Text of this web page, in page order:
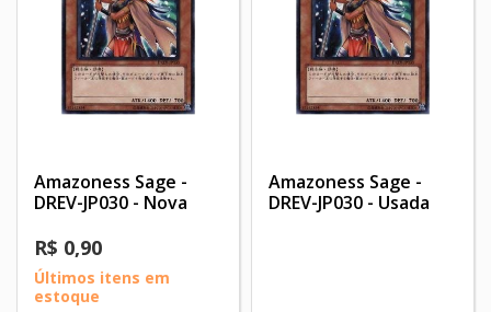
Amazoness Sage -
DREV-JP030 - Nova
R$ 0,90
Últimos itens em
estoque
Amazoness Sage -
DREV-JP030 - Usada